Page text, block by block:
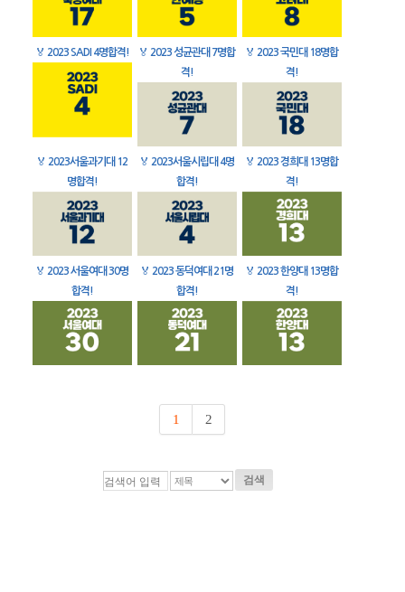
🏅 2023 SADI 4명합격! 🏅 2023 성균관대 7명합
격!
🏅 2023 국민대 18명합
격!
🏅 2023서울과기대 12
명합격!
🏅 2023서울시립대 4명
합격!
🏅 2023 경희대 13명합
격!
🏅 2023 서울여대 30명
합격!
🏅 2023 동덕여대 21명
합격!
🏅 2023 한양대 13명합
격!
1 2
검색